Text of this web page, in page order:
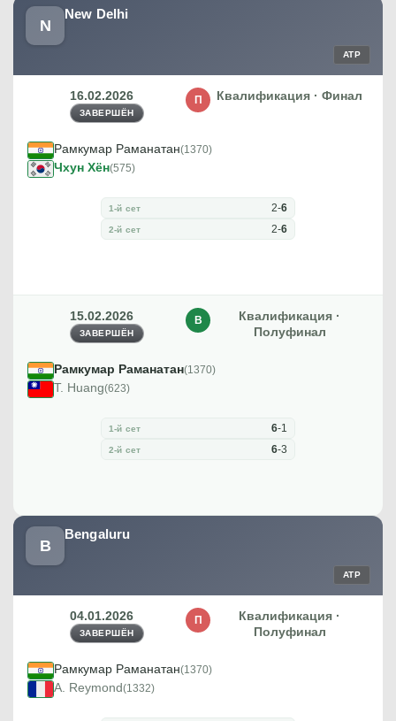
N
New Delhi
ATP
16.02.2026
ЗАВЕРШЁН
Квалификация · Финал
П
Рамкумар Раманатан(1370)
Чхун Хён(575)
1-й сет 2-6
2-й сет 2-6
15.02.2026
ЗАВЕРШЁН
Квалификация ·
Полуфинал
В
Рамкумар Раманатан(1370)
T. Huang(623)
1-й сет 6-1
2-й сет 6-3
B
Bengaluru
ATP
04.01.2026
ЗАВЕРШЁН
Квалификация ·
Полуфинал
П
Рамкумар Раманатан(1370)
A. Reymond(1332)